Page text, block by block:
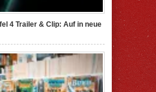
4 Trailer & Clip: Auf in neue